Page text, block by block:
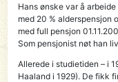
Hans ønske var å
med 20 % alderspensjon
med full pensjon
Som pensjonist nøt han
Allerede i studietiden – i
Haaland i 1929). De fikk